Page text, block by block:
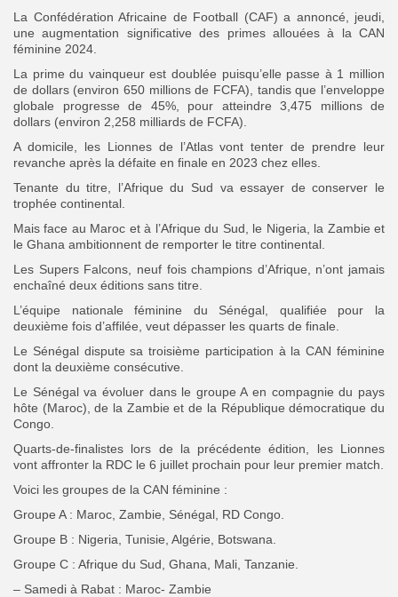
La Confédération Africaine de Football (CAF) a annoncé, jeudi,
une augmentation significative des primes allouées à la CAN
féminine 2024.
La prime du vainqueur est doublée puisqu’elle passe à 1 million
de dollars (environ 650 millions de FCFA), tandis que l’enveloppe
globale progresse de 45%, pour atteindre 3,475 millions de
dollars (environ 2,258 milliards de FCFA).
A domicile, les Lionnes de l’Atlas vont tenter de prendre leur
revanche après la défaite en finale en 2023 chez elles.
Tenante du titre, l’Afrique du Sud va essayer de conserver le
trophée continental.
Mais face au Maroc et à l’Afrique du Sud, le Nigeria, la Zambie et
le Ghana ambitionnent de remporter le titre continental.
Les Supers Falcons, neuf fois champions d’Afrique, n’ont jamais
enchaîné deux éditions sans titre.
L’équipe nationale féminine du Sénégal, qualifiée pour la
deuxième fois d’affilée, veut dépasser les quarts de finale.
Le Sénégal dispute sa troisième participation à la CAN féminine
dont la deuxième consécutive.
Le Sénégal va évoluer dans le groupe A en compagnie du pays
hôte (Maroc), de la Zambie et de la République démocratique du
Congo.
Quarts-de-finalistes lors de la précédente édition, les Lionnes
vont affronter la RDC le 6 juillet prochain pour leur premier match.
Voici les groupes de la CAN féminine :
Groupe A : Maroc, Zambie, Sénégal, RD Congo.
Groupe B : Nigeria, Tunisie, Algérie, Botswana.
Groupe C : Afrique du Sud, Ghana, Mali, Tanzanie.
– Samedi à Rabat : Maroc- Zambie